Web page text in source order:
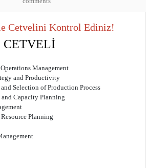
Cetvelini Kontrol Ediniz!
CETVELİ
Management
and Productivity
Selection of Production Process
Capacity Planning
Planning